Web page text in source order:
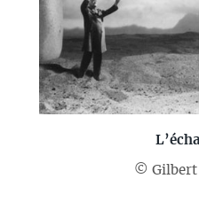
© Gilbert